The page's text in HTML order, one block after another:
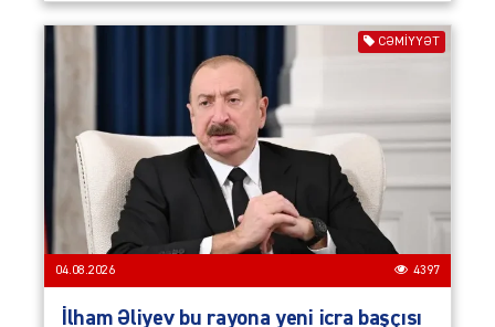
CƏMIYYƏT
04.08.2026 4397
İlham Əliyev bu rayona yeni icra başçısı